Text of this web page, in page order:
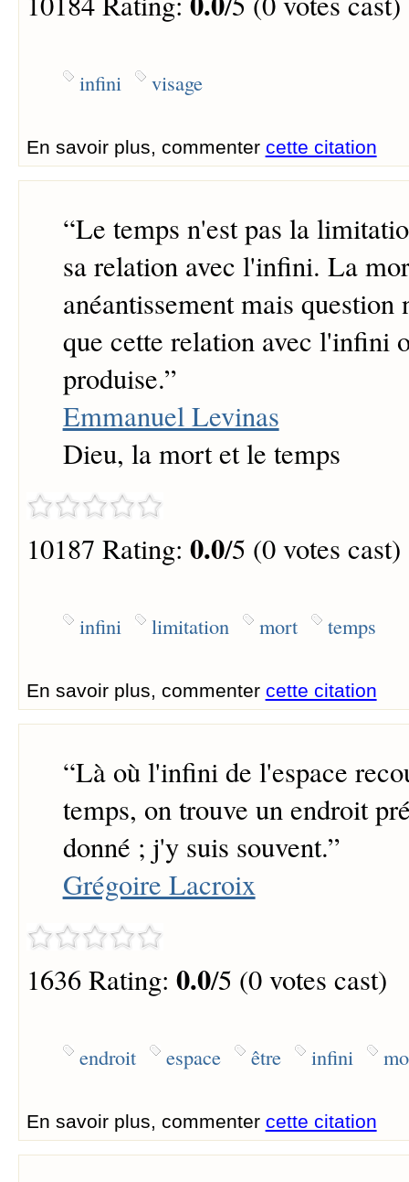
infini visage
En savoir plus, commenter cette citation
“Le temps n'est pas la
sa relation avec l'infini. La
anéantissement mais question
que cette relation avec l'infini
produise.”
Emmanuel Levinas
Dieu, la mort et le temps
10187 Rating: 0.0/5 (0 votes cast)
infini limitation mort temps
En savoir plus, commenter cette citation
“Là où l'infini de l'espace
temps, on trouve un endroit
donné ; j'y suis souvent.”
Grégoire Lacroix
1636 Rating: 0.0/5 (0 votes cast)
endroit espace être infini
En savoir plus, commenter cette citation